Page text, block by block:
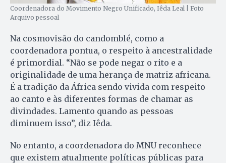
Coordenadora do Movimento Negro Unificado, Iêda Leal | Foto
Arquivo pessoal
Na cosmovisão do candomblé, como a
coordenadora pontua, o respeito à ancestralidade
é primordial. “Não se pode negar o rito e a
originalidade de uma herança de matriz africana.
É a tradição da África sendo vivida com respeito
ao canto e às diferentes formas de chamar as
divindades. Lamento quando as pessoas
diminuem isso”, diz Iêda.
No entanto, a coordenadora do MNU reconhece
que existem atualmente políticas públicas para